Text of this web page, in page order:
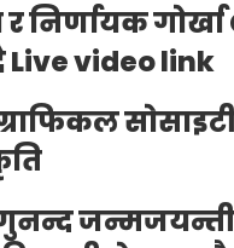
गोर्खा
Live video link
जन्मजयन्ती